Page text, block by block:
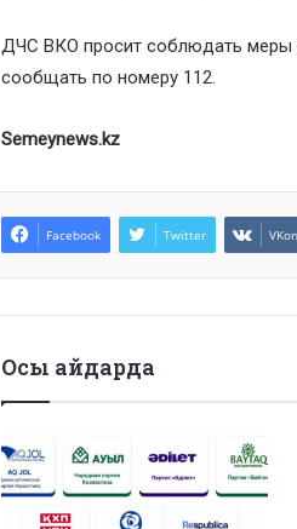
ДЧС ВКО просит соблюдать меры
сообщать по номеру 112.
Semeynews.kz
Facebook Twitter
Осы айдарда